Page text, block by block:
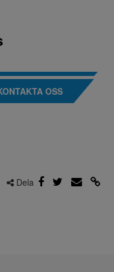
OSS
Dela